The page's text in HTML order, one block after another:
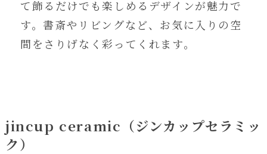
て飾るだけでも楽しめるデザインが魅力で
す。書斎やリビングなど、お気に入りの空
間をさりげなく彩ってくれます。
jincup ceramic（ジンカップセラミッ
ク）